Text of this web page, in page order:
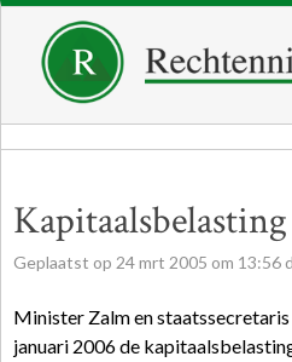
Geplaatst op 24mrt 2005 om 13:56
Minister Zalm en
januari 2006 de